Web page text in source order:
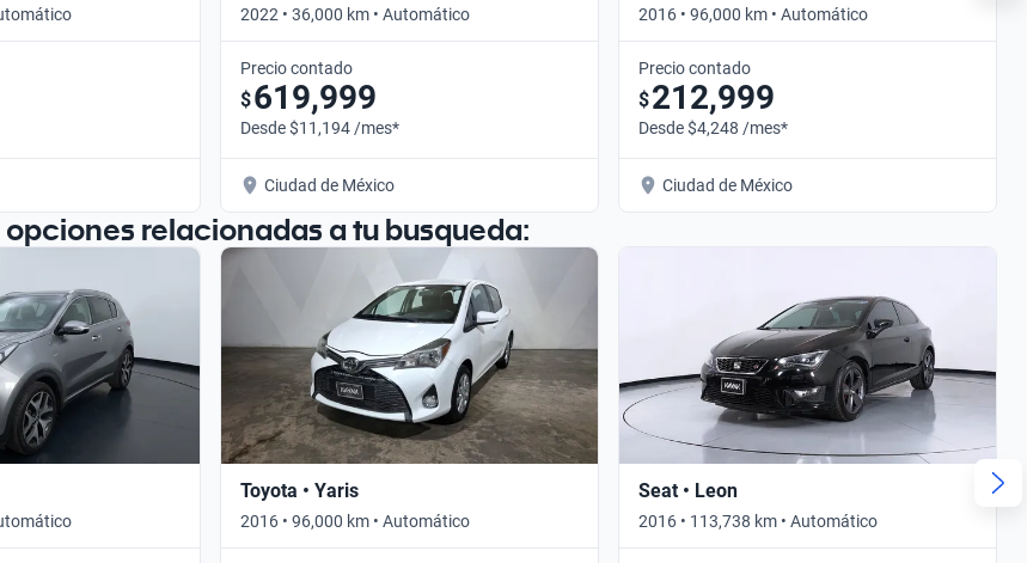
2022 • 36,000 km • Automático
Precio contado
$619,999
Desde $11,194 /mes*
Ciudad de México
2016 • 96,000 km • Automático
Precio contado
$212,999
Desde $4,248 /mes*
Ciudad de México
opciones relacionadas a tu busqueda:
Toyota • Yaris
2016 • 96,000 km • Automático
Seat • Leon
2016 • 113,738 km • Automático